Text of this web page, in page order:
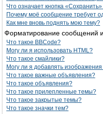
Что означает кнопка
Почему моё сообщение требует
Как мне вновь поднять мою тему?
Форматирование сообщений
Что такое BBCode?
Могу ли я использовать HTML?
Что такое смайлики?
Могу ли я добавлять
Что такое важные объявления?
Что такое объявления?
Что такое прилепленные темы?
Что такое закрытые темы?
Что такое значки тем?